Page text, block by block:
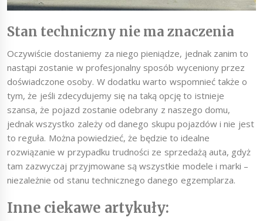
Stan techniczny nie ma znaczenia
Oczywiście dostaniemy za niego pieniądze, jednak zanim to
nastąpi zostanie w profesjonalny sposób wyceniony przez
doświadczone osoby. W dodatku warto wspomnieć także o
tym, że jeśli zdecydujemy się na taką opcję to istnieje
szansa, że pojazd zostanie odebrany z naszego domu,
jednak wszystko zależy od danego skupu pojazdów i nie jest
to reguła. Można powiedzieć, że będzie to idealne
rozwiązanie w przypadku trudności ze sprzedażą auta, gdyż
tam zazwyczaj przyjmowane są wszystkie modele i marki –
niezależnie od stanu technicznego danego egzemplarza.
Inne ciekawe artykuły: